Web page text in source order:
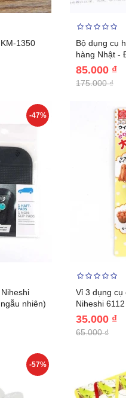
1350
Bộ dụng cụ
hàng Nhật -
85.000 ₫
175.000 ₫
-47%
nhiên)
Vỉ 3 dụng cụ
Niheshi
35.000 ₫
65.000 ₫
-57%